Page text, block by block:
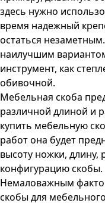
здесь нужно
время надежный
остаться
наилучшим
инструмент, как
обивочной.
Мебельная скоба
различной длиной и
купить мебельную
работ она будет
высоту ножки, длину,
конфигурацию скобы.
Немаловажным
скобы для